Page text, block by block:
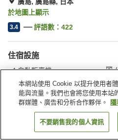
於地圖上顯示
3.4 評語數： 422
住宿設施
自動販賣機
首頁 日本 廣島縣 廣島
找客房
本網站使用 Cookie 以提升使用者
能與流量。我們也會將您使用本站
群媒體、廣告和分析合作夥伴。
不要銷售我的個人資訊